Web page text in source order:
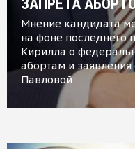
ЗАПРЕТА
Мнение кандидата
на фоне последнего
Кирилла о
абортам и
Павловой